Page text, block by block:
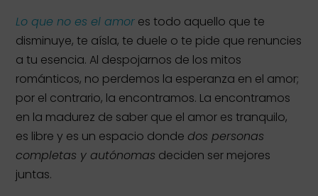
Lo que no es el amor es todo aquello que te
disminuye, te aísla, te duele o te pide que renuncies
a tu esencia. Al despojarnos de los mitos
románticos, no perdemos la esperanza en el amor;
por el contrario, la encontramos. La encontramos
en la madurez de saber que el amor es tranquilo,
es libre y es un espacio donde dos personas
completas y autónomas deciden ser mejores
juntas.